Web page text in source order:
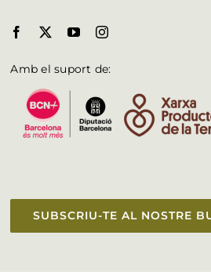
Amb el suport de:
SUBSCRIU-TE AL NOSTRE